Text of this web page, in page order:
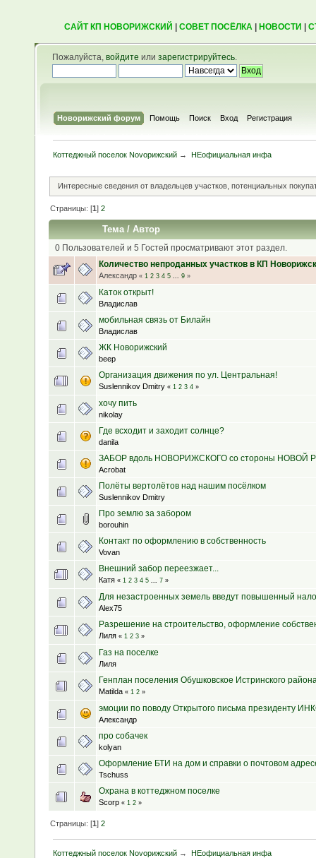
САЙТ КП НОВОРИЖСКИЙ СОВЕТ ПОСЁЛКА| НОВОСТИ
Пожалуйста, войдите или зарегистрируйтесь.
Новорижский форум Помощь Поиск Вход Регистрация
Коттеджный поселок Novoрижский → НЕофициальная инфа
Интересные сведения от владельцев участков, потенциальных
Страницы: [1]2
Тема /Автор
0 Пользователей и 5 Гостей просматривают этот раздел.
Количество непроданных участков в КП
Александр « 1 2 3 4 5 9 »
Каток открыт!
Владислав
мобильная связь от Билайн
Владислав
ЖК Новорижский
beep
Организация движения по ул. Центральная!
Suslennikov Dmitry « 1 2 3 4 »
хочу пить
nikolay
Где всходит и заходит солнце?
danila
ЗАБОР вдоль НОВОРИЖСКОГО со стороны НОВОЙ
Acrobat
Полёты вертолётов над нашим посёлком
Suslennikov Dmitry
Про землю за забором
borouhin
Контакт по оформлению в собственность
Vovan
Внешний забор переезжает...
Катя « 1 2 3 4 5 7 »
Для незастроенных земель введут повышенный
Alex75
Разрешение на строительство, оформление
Лиля « 1 2 3 »
Газ на поселке
Лиля
Генплан поселения Обушковское Истринского
Matilda « 1 2 »
эмоции по поводу Открытого письма президенту
Александр
про собачек
kolyan
Оформление БТИ на дом и справки о почтовом
Tschuss
Охрана в коттеджном поселке
Scorp « 1 2 »
Страницы: [1]2
Коттеджный поселок Novoрижский → НЕофициальная инфа